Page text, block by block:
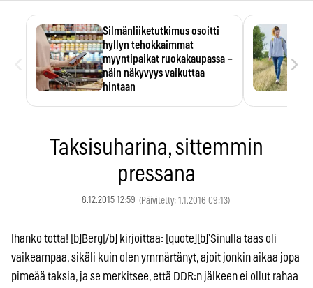
Silmänliiketutkimus osoitti
hyllyn tehokkaimmat
myyntipaikat ruokakaupassa –
näin näkyvyys vaikuttaa
hintaan
›
Taksisuharina, sittemmin
pressana
8.12.2015 12:59 (Päivitetty: 1.1.2016 09:13)
Ihanko totta! [b]Berg[/b] kirjoittaa: [quote][b]’Sinulla taas oli
vaikeampaa, sikäli kuin olen ymmärtänyt, ajoit jonkin aikaa jopa
pimeää taksia, ja se merkitsee, että DDR:n jälkeen ei ollut rahaa